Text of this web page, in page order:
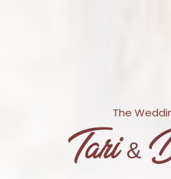
The
Tari &